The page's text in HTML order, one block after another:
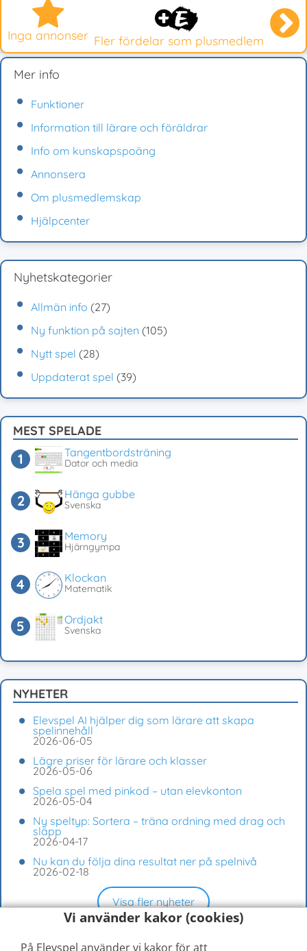
Inga annonser Fler fördelar som plusmedlem
Mer info
Funktioner
Information till lärare och föräldrar
Info om kunskapspoäng
Annonsera
Om plusmedlemskap
Hjälpcenter
Nyhetskategorier
Allmän info (27)
Ny funktion på sajten (105)
Nytt spel (28)
Uppdaterat spel (39)
MEST SPELADE
Tangentbordsträning
Dator och media
Hänga gubbe
Svenska
Memory
Hjärngympa
Klockan
Matematik
Ordjakt
Svenska
NYHETER
Elevspel AI hjälper dig som lärare att skapa
spelinnehåll
2026-06-05
Lägre priser för lärare och klasser
2026-05-06
Spela spel med pinkod – utan elevkonton
2026-05-04
Ny speltyp: Sortera – träna ordning med drag och
släpp
2026-04-17
Nu kan du följa dina resultat ner på spelnivå
2026-02-18
Visa fler nyheter
Vi använder kakor (cookies)
På Elevspel använder vi kakor för att